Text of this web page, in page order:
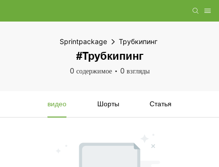
Sprintpackage Трубкипинг
#Трубкипинг
0 содержимое 0 взгляды
видео Шорты Статья